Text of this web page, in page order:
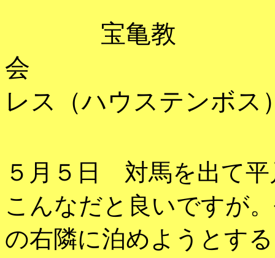
宝亀教
会
レス（ハウステンボス
５月５日 対馬を出て平
こんなだと良いですが
の右隣に泊めようとす